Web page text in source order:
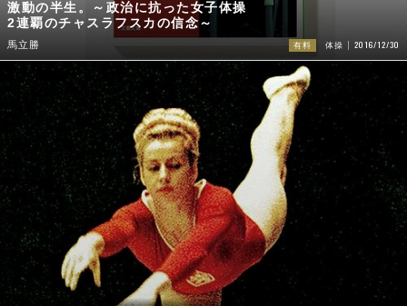
激動の半生。～政治に抗った女子体操
2連覇のチャスラフスカの信念～
馬立勝 有料 体操 2016/12/30